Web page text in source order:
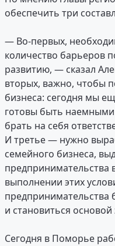
обеспечить три
— Во-первых,
количество барьеров
развитию, — сказал
вторых, важно, чтобы
бизнеса: сегодня мы
готовы быть
брать на себя
И третье — нужно
семейного бизнеса,
предпринимательства
выполнении этих
предпринимательства
и становиться
Сегодня в Поморье